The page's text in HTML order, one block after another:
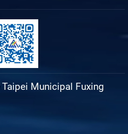
Taipei Municipal Fuxing